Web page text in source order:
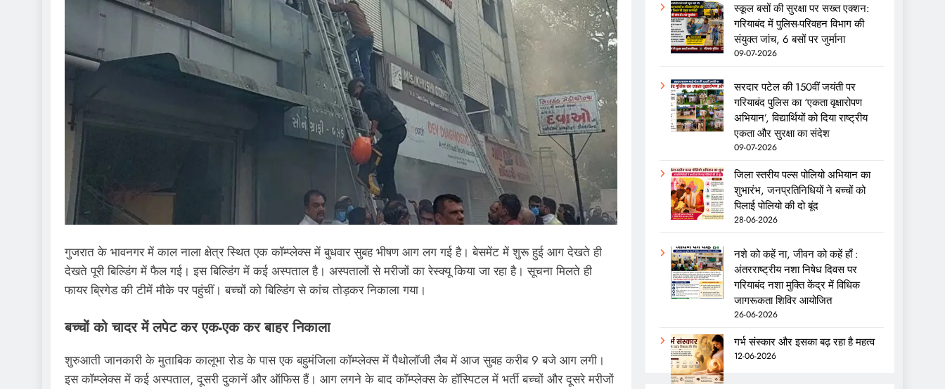
गुजरात के भावनगर में काल नाला क्षेत्र स्थित एक कॉम्प्लेक्स में बुधवार सुबह भीषण आग लग गई है। बेसमेंट में शुरू हुई आग देखते ही
देखते पूरी बिल्डिंग में फैल गई। इस बिल्डिंग में कई अस्पताल है। अस्पतालों से मरीजों का रेस्क्यू किया जा रहा है। सूचना मिलते ही
फायर ब्रिगेड की टीमें मौके पर पहुंचीं। बच्चों को बिल्डिंग से कांच तोड़कर निकाला गया।
बच्चों को चादर में लपेट कर एक-एक कर बाहर निकाला
शुरुआती जानकारी के मुताबिक कालूभा रोड के पास एक बहुमंजिला कॉम्प्लेक्स में पैथोलॉजी लैब में आज सुबह करीब 9 बजे आग लगी।
इस कॉम्प्लेक्स में कई अस्पताल, दूसरी दुकानें और ऑफिस हैं। आग लगने के बाद कॉम्प्लेक्स के हॉस्पिटल में भर्ती बच्चों और दूसरे मरीजों
स्कूल बसों की सुरक्षा पर सख्त एक्शन:
गरियाबंद में पुलिस-परिवहन विभाग की
संयुक्त जांच, 6 बसों पर जुर्माना
09-07-2026
सरदार पटेल की 150वीं जयंती पर
गरियाबंद पुलिस का ‘एकता वृक्षारोपण
अभियान’, विद्यार्थियों को दिया राष्ट्रीय
एकता और सुरक्षा का संदेश
09-07-2026
जिला स्तरीय पल्स पोलियो अभियान का
शुभारंभ, जनप्रतिनिधियों ने बच्चों को
पिलाई पोलियो की दो बूंद
28-06-2026
नशे को कहें ना, जीवन को कहें हाँ :
अंतरराष्ट्रीय नशा निषेध दिवस पर
गरियाबंद नशा मुक्ति केंद्र में विधिक
जागरूकता शिविर आयोजित
26-06-2026
गर्भ संस्कार और इसका बढ़ रहा है महत्व
12-06-2026